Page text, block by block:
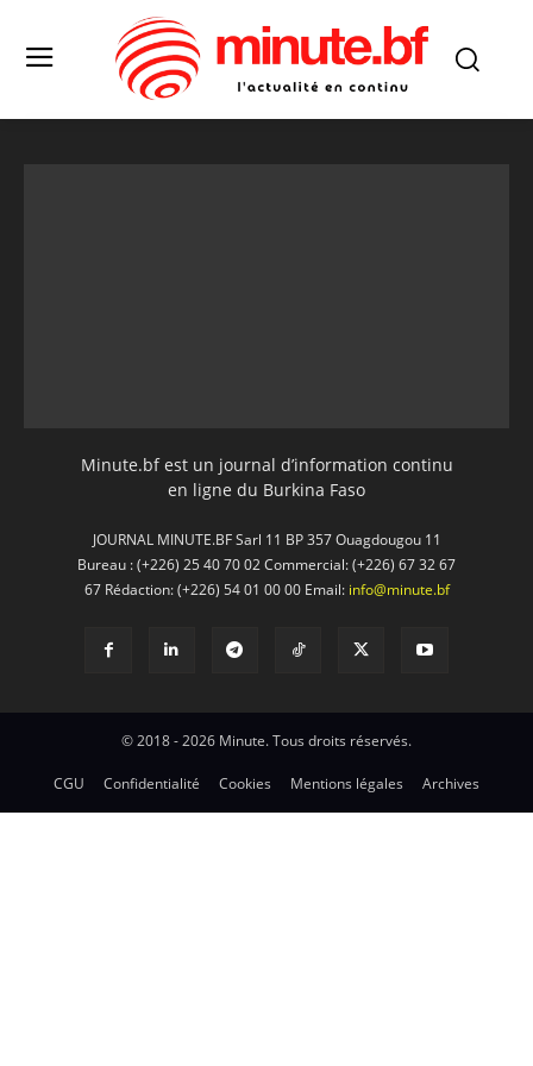
Minute.bf est un journal d’information continu
en ligne du Burkina Faso
JOURNAL MINUTE.BF Sarl 11 BP 357 Ouagdougou 11
Bureau : (+226) 25 40 70 02 Commercial: (+226) 67 32 67
67 Rédaction: (+226) 54 01 00 00 Email: info@minute.bf
© 2018 - 2026 Minute. Tous droits réservés.
CGU Confidentialité Cookies Mentions légales Archives